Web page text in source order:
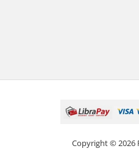
Copyright © 2026